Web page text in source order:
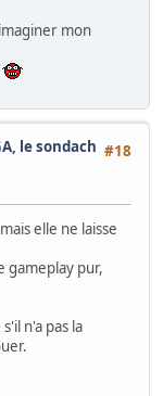
mon
#18
le sondach
elle ne laisse
gameplay pur,
n'a pas la